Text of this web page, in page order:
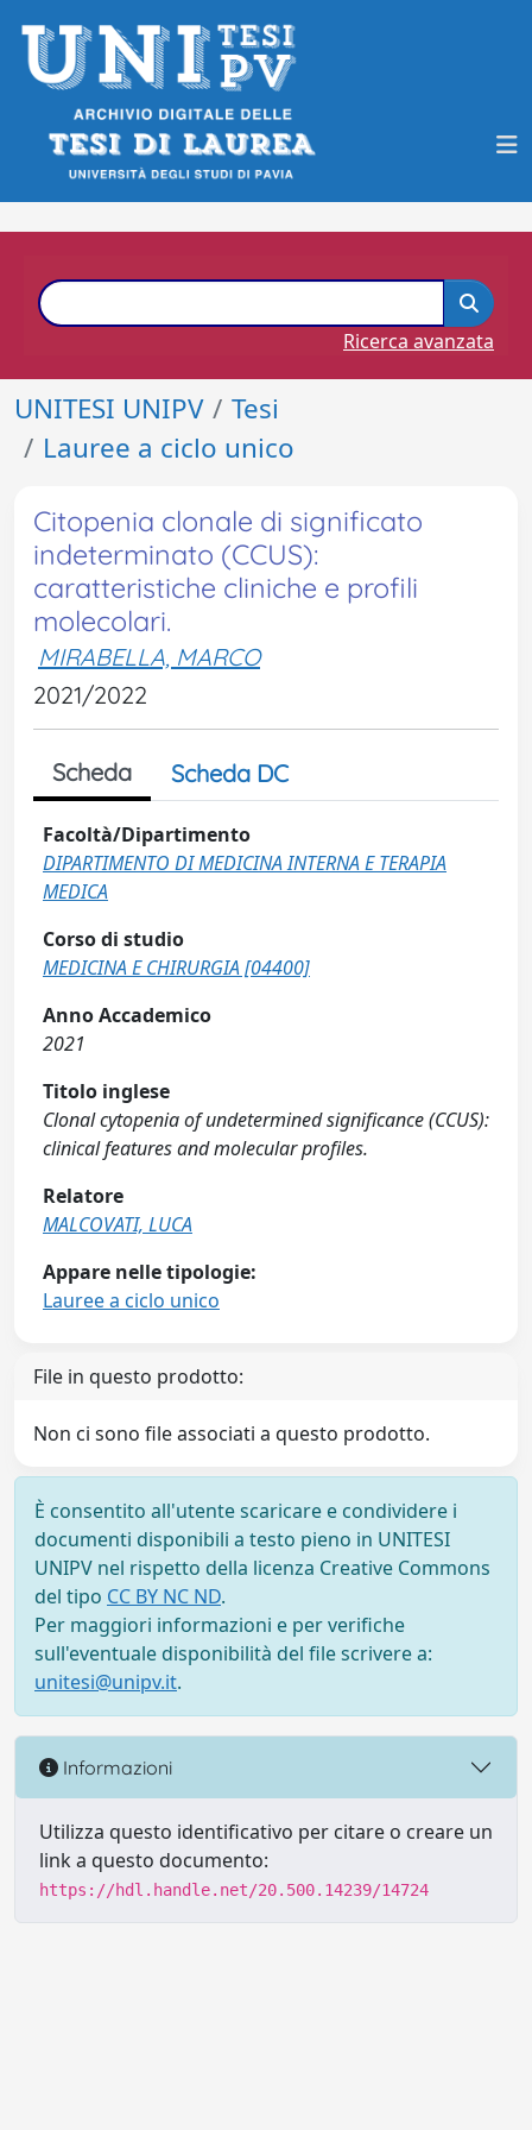
Ricerca avanzata
UNITESI UNIPV
Tesi
Lauree a ciclo unico
Citopenia clonale di significato
indeterminato (CCUS):
caratteristiche cliniche e profili
molecolari.
MIRABELLA, MARCO
2021/2022
Scheda Scheda DC
Facoltà/Dipartimento
DIPARTIMENTO DI MEDICINA INTERNA E TERAPIA
MEDICA
Corso di studio
MEDICINA E CHIRURGIA [04400]
Anno Accademico
2021
Titolo inglese
Clonal cytopenia of undetermined significance (CCUS):
clinical features and molecular profiles.
Relatore
MALCOVATI, LUCA
Appare nelle tipologie:
Lauree a ciclo unico
File in questo prodotto:
Non ci sono file associati a questo prodotto.
È consentito all'utente scaricare e condividere i
documenti disponibili a testo pieno in UNITESI
UNIPV nel rispetto della licenza Creative Commons
del tipo CC BY NC ND.
Per maggiori informazioni e per verifiche
sull'eventuale disponibilità del file scrivere a:
unitesi@unipv.it.
Informazioni
Utilizza questo identificativo per citare o creare un
link a questo documento:
https://hdl.handle.net/20.500.14239/14724